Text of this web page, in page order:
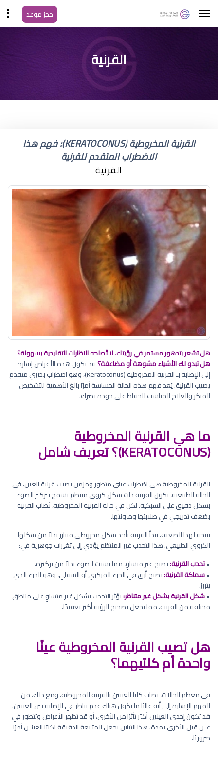
حجز موعد
عملية تثبيت القرنية
المخروطية
القرنية
القرنية المخروطية (KERATOCONUS): فهم هذا
الاضطراب المتقدم للقرنية
القرنية
هل تشعر بتدهور مستمر في رؤيتك، لا تُصلحه النظارات التقليدية بسهولة؟
هل تبدو لك الأشياء مشوهة أو مضاعفة؟قد تكون هذه الأعراض إشارة
إلى الإصابة بـ القرنية المخروطية (Keratoconus)، وهو اضطراب بصري متقدم
يصيب القرنية. يُعد فهم هذه الحالة الحساسة أمرًا بالغ الأهمية للتشخيص
المبكر والعلاج المناسب للحفاظ على جودة بصرك.
ما هي القرنية المخروطية
(KERATOCONUS)؟ تعريف شامل
القرنية المخروطية هي اضطراب عيني متطور ومزمن يصيب قرنية العين. في
الحالة الطبيعية، تكون القرنية ذات شكل كروي منتظم يسمح بتركيز الضوء
بشكل دقيق على الشبكية. لكن في حالة القرنية المخروطية، تُصاب القرنية
بضعف تدريجي في صلابتها ومرونتها.
نتيجة لهذا الضعف، تبدأ القرنية بأخذ شكل مخروطي متبارز بدلاً من شكلها
الكروي الطبيعي. هذا التحدب غير المنتظم يؤدي إلى تغيرات جوهرية في:
•تحدب القرنية:يصبح غير متساوٍ، مما يشتت الضوء بدلاً من تركيزه.
•سماكة القرنية:تصبح أرق في الجزء المركزي أو السفلي، وهو الجزء الذي
يتبرز.
•شكل القرنية بشكل غير متناظر:يؤثر التحدب بشكل غير متساوٍ على مناطق
مختلفة من القرنية، مما يجعل تصحيح الرؤية أكثر تعقيدًا.
هل تصيب القرنية المخروطية عينًا
واحدة أم كلتيهما؟
في معظم الحالات، تصاب كلتا العينين بالقرنية المخروطية. ومع ذلك، من
المهم الإشارة إلى أنه غالبًا ما يكون هناك عدم تناظر في الإصابة بين العينين.
قد تكون إحدى العينين أكثر تأثرًا من الأخرى، أو قد تظهر الأعراض وتتطور في
عين قبل الأخرى بمدة. هذا التباين يجعل المتابعة الدقيقة لكلتا العينين أمرًا
ضروريًا.